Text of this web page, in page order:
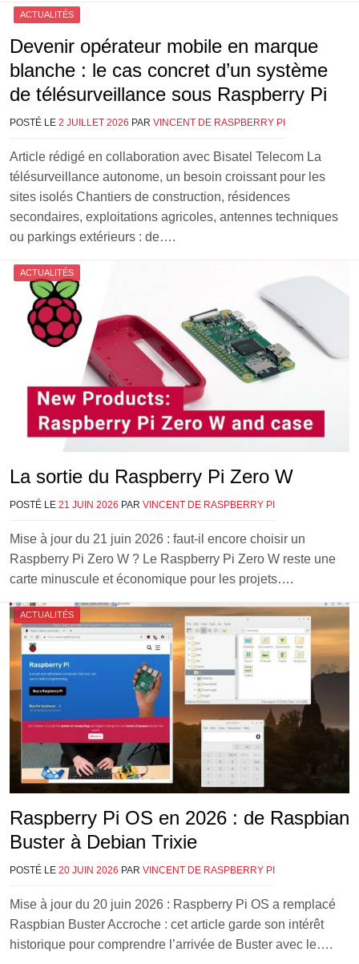
ACTUALITÉS
Devenir opérateur mobile en marque
blanche : le cas concret d’un système
de télésurveillance sous Raspberry Pi
POSTÉ LE 2 JUILLET 2026 PAR VINCENT DE RASPBERRY PI
Article rédigé en collaboration avec Bisatel Telecom La
télésurveillance autonome, un besoin croissant pour les
sites isolés Chantiers de construction, résidences
secondaires, exploitations agricoles, antennes techniques
ou parkings extérieurs : de….
ACTUALITÉS
La sortie du Raspberry Pi Zero W
POSTÉ LE 21 JUIN 2026 PAR VINCENT DE RASPBERRY PI
Mise à jour du 21 juin 2026 : faut-il encore choisir un
Raspberry Pi Zero W ? Le Raspberry Pi Zero W reste une
carte minuscule et économique pour les projets….
ACTUALITÉS
Raspberry Pi OS en 2026 : de Raspbian
Buster à Debian Trixie
POSTÉ LE 20 JUIN 2026 PAR VINCENT DE RASPBERRY PI
Mise à jour du 20 juin 2026 : Raspberry Pi OS a remplacé
Raspbian Buster Accroche : cet article garde son intérêt
historique pour comprendre l’arrivée de Buster avec le….